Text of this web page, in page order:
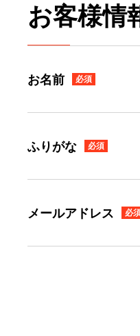
お客様情
お名前 必須
ふりがな 必須
メールアドレス 必